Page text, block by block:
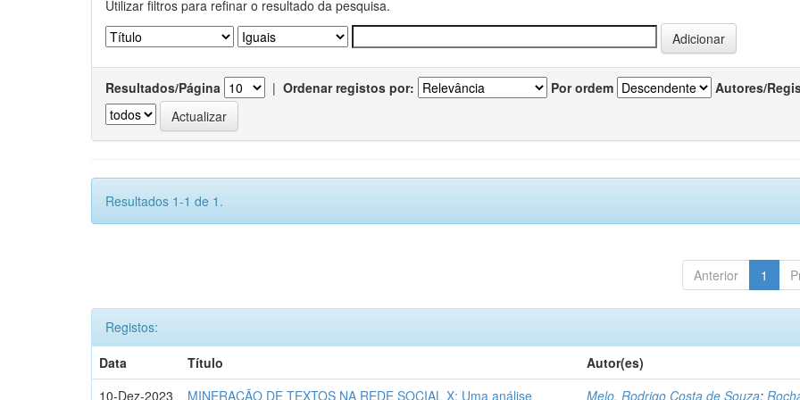
Utilizar filtros para refinar o resultado da pesquisa.
Resultados/Página | Ordenar registos por: Por ordem Autores/
Resultados 1-1 de 1.
Anterior 1
Registos:
Data
Título
Autor(es)
10-Dez-2023
MINERAÇÃO DE TEXTOS NA REDE SOCIAL X: Uma análise Melo, Rodrigo Costa de Souza;